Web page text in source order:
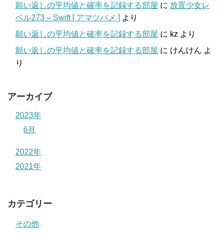
願い返しの平均値と確率を記録する部屋 に 放置少女レ
ベル273 – Swift [ アマツバメ ] より
願い返しの平均値と確率を記録する部屋 に kz より
願い返しの平均値と確率を記録する部屋 に けんけん よ
り
アーカイブ
2023年
6月
2022年
2021年
カテゴリー
その他